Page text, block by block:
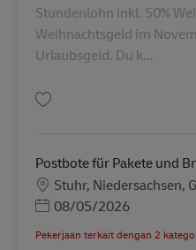
Stundenlohn inkl. 50%
Weihnachtsgeld im
Urlaubsgeld. Du k...
Postbote für Pakete und
LokasiStuhr, Niedersachsen,
Posted Date
08/05/2026
Pekerjaan terkait dengan 2